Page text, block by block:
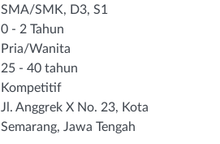
SMA/SMK, D3, S1
0 - 2 Tahun
Pria/Wanita
25 - 40 tahun
Kompetitif
Jl. Anggrek X No. 23, Kota
Semarang, Jawa Tengah